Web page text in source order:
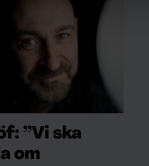
sociala medier och analysera
till de sociala medier och
med annan information som
”Vi ska
om